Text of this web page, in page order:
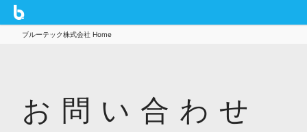
ブルーテック株式会社 Home
お問い合わせ